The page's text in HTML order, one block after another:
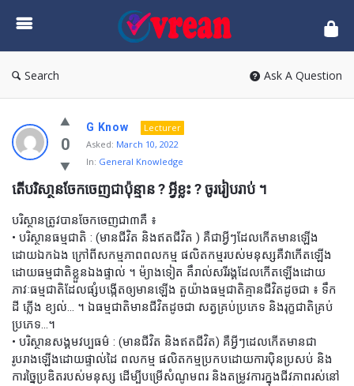
vrean.com
Search Ask A Question
0
G Know
Lecturer
Asked: March 10, 2022
In: General Knowledge
តើបរិសា្ថនចែកចេញជាប៉ុន្មាន ? អ្វីខ្លះ ? ចូររៀបរាប់ ។
បរិស្ថានត្រូវបានចែកចេញជា៣គឺ ៖
• បរិស្ថានធម្មជាតិ : (មានជីវិត និងឥតជីវិត ) គឺជាអ្វីៗដែលកើតមានឡើង
ដោយឯកឯង ក្រៅពីសកម្មភាពពលកម្ម ផលិតកម្មរបស់មនុស្សគឺវាកើតឡើង
ដោយធម្មជាតិខ្លួនឯងផ្ទាល់ ។ ម៉្យាងទៀត គឹរាល់សរីរង្គដែលកើតឡើងដោយ
ភាវៈធម្មជាតិដែលផ្សំបង្កើតឲ្យមានឡើង តួយ៉ាងធម្មជាតិគ្មានជីវិតដូចជា ៖ ទឹក
ដី ភ្លើង ខ្យល់… ។ ឯធម្មជាតិមានជីវិតដូចជា សត្វគ្រប់ប្រភេទ និងរុក្ខជាតិគ្រប់
ប្រភេទ…។
• បរិស្ថានសង្គមវប្បធម៌ : (មានជីវិត និងឥតជីវិត) គឺអ្វីៗដេលកើតមានជា
រូបរាងឡើងដោយផ្ទាល់ដៃ ពលកម្ម ផលិតកម្មប្រកបដោយការប៉ិនប្រសប់ និង
ការច្នៃប្រឌិតរបស់មនុស្ស ដើម្បីបម្រើសំណូមពរ និងតម្រូវការក្នុងជីវភាពរស់នៅ